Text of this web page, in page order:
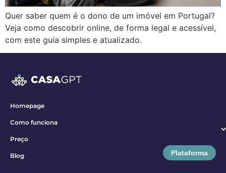
Quer saber quem é o dono de um imóvel em Portugal?
Veja como descobrir online, de forma legal e acessível,
com este guia simples e atualizado.
Homepage
Como funciona
Preço
Blog Plataforma